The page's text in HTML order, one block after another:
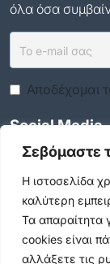
Σεβόμαστε
Η ιστοσελίδα
καλύτερη
Τα απαραίτητα
cookies είναι
αλλάξετε τις
όλα όσα
Αποδέχομαι
Social Media
Αρχείο
ΑΎΓΟΥΣΤΟΣ
ΙΟΎΛΙΟΣ 2026
ΙΟΎΝΙΟΣ 2026